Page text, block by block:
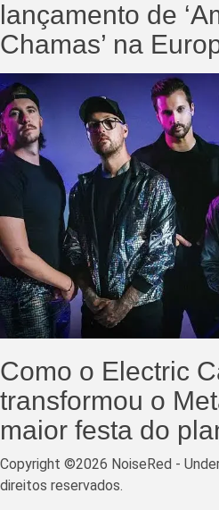
lançamento de
Chamas’ na
Como o Electric
transformou o
maior festa do
Copyright ©2026 NoiseRed -
direitos reservados.